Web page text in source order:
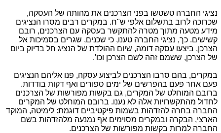
נציגי החברה טשטשו בפני הצרכנים את מהותה של העסקה,
שכרוכה לרוב בתשלום אלפי ש"ח. במקרים רבים מסרו הנציגים
מידע מטעה מתוך מטרה להתקשר בעסקה עם הצרכנים, רובם
קשישים. כך, נציגי החברה טענו, כי שכנים, שגרים בסמיכות אל
הצרכן, ביצעו עסקה דומה, שיום ההולדת של הנציג חל בדיוק ביום
של הצרכן, ששמם זהה לשם הצרכן וכו'.
במקרים, בהם סרבו הצרכנים לביצוע עסקה, פנו אליהם הנציגים
פעם אחר פעם בהפרשים של ימים ספורים ואף דקות בודדות.
ברובם המוחלט של המקרים, גם בקשות מפורשות של הצרכנים
לחדול מהתקשרויות אלה לא נענו. ברובם המוחלט של המקרים
החברה בחרה להזדהות בשמות פיקטיביים דוגמת: לימיטה, המוקד
הארצי, הבקרה ובמקרים מסוימים אף נמנעה מלהזדהות בשם
החברה למרות בקשות מפורשות של הצרכנים.